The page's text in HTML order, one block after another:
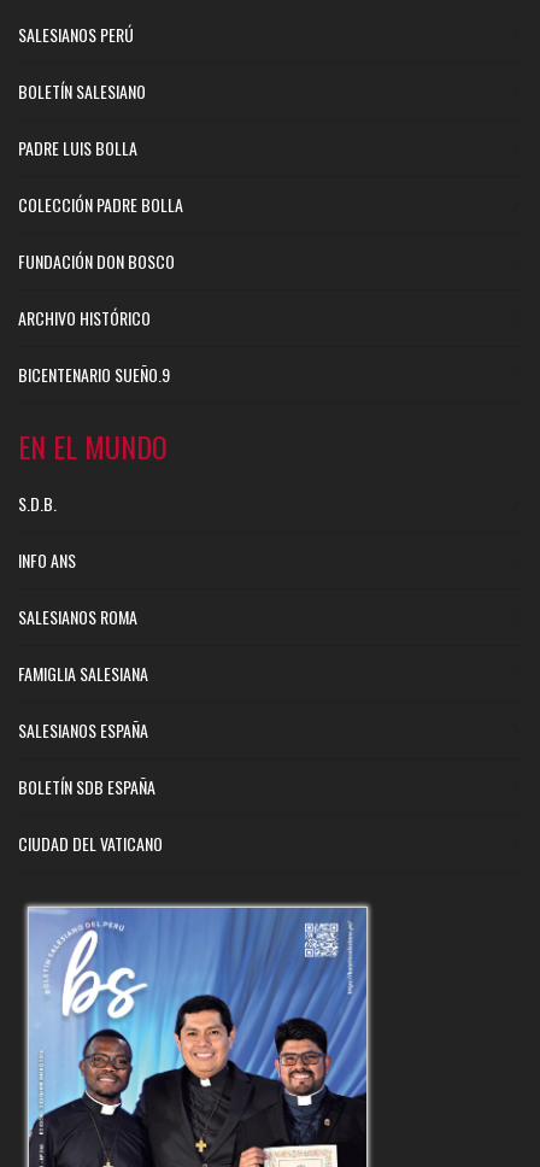
SALESIANOS PERÚ
BOLETÍN SALESIANO
PADRE LUIS BOLLA
COLECCIÓN PADRE BOLLA
FUNDACIÓN DON BOSCO
ARCHIVO HISTÓRICO
BICENTENARIO SUEÑO.9
EN EL MUNDO
S.D.B.
INFO ANS
SALESIANOS ROMA
FAMIGLIA SALESIANA
SALESIANOS ESPAÑA
BOLETÍN SDB ESPAÑA
CIUDAD DEL VATICANO